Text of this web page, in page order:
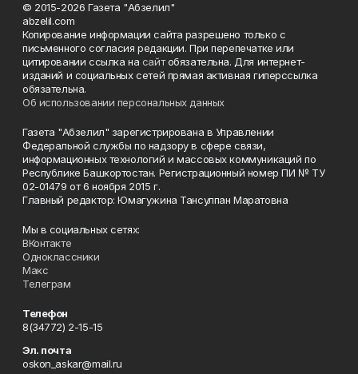
© 2015-2026 Газета "Абзелил"
abzelil.com
Копирование информации сайта разрешено только с
письменного согласия редакции. При перепечатке или
цитировании ссылка на сайтобязательна. Для интернет-
изданий и социальных сетей прямая активная гиперссылка
обязательна.
Об использовании персональных данных
Газета "Абзелил" зарегистрирована в Управлении
Федеральной службы по надзору в сфере связи,
информационных технологий и массовых коммуникаций по
Республике Башкортостан. Регистрационный номер ПИ № ТУ
02-01479 от 6 ноября 2015 г.
Главный редактор: Юмагужина Тансулпан Маратовна
Мы в социальных сетях:
ВКонтакте
Одноклассники
Макс
Телеграм
Телефон
8(34772) 2-15-15
Эл. почта
oskon_askar@mail.ru